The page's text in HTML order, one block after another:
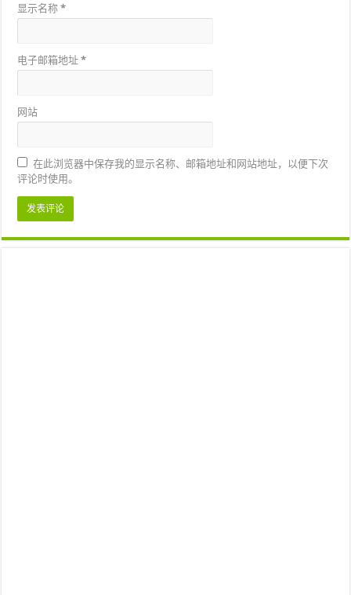
显示名称*
电子邮箱地址*
网站
在此浏览器中保存我的显示名称、邮箱地址和网站地址，以便下次
评论时使用。